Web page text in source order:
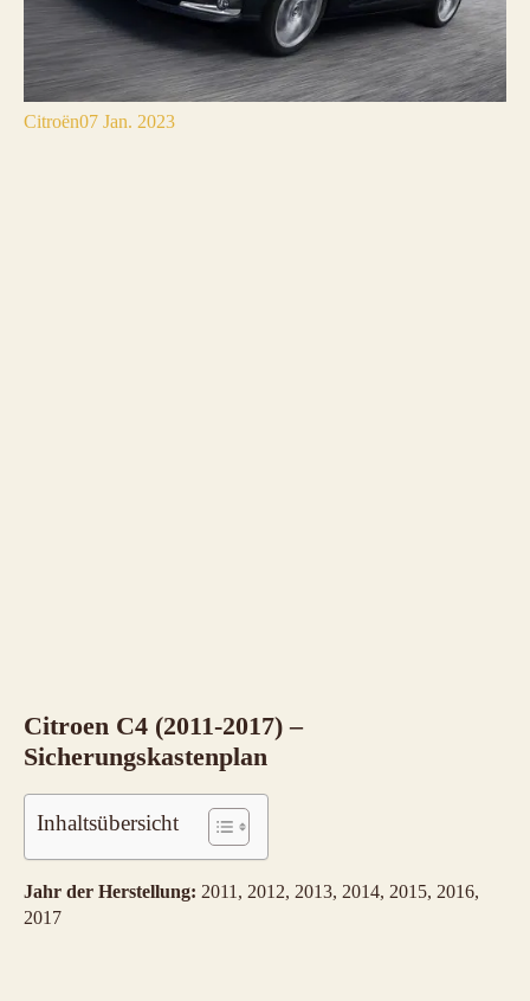
Citroën07 Jan. 2023
Citroen C4 (2011-2017) –
Sicherungskastenplan
Inhaltsübersicht
Jahr der Herstellung: 2011, 2012, 2013, 2014, 2015, 2016,
2017